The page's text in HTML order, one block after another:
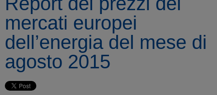
mercati europei
dell’energia del mese di
agosto 2015